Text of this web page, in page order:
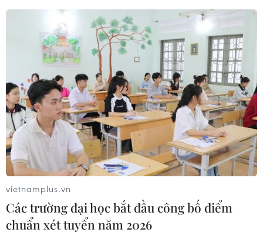
vietnamplus.vn
Các trường đại học bắt đầu công bố điểm
chuẩn xét tuyển năm 2026